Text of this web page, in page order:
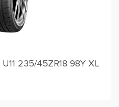
235/45ZR18 98Y XL